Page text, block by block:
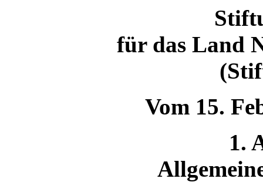
für das Land
(
Vom 15.
1.